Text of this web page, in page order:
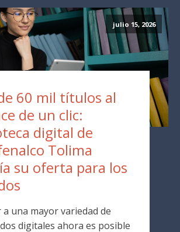
julio 15, 2026
60 mil títulos al
de un clic:
digital de
Tolima
su oferta para los
a una mayor variedad de
digitales ahora es posible